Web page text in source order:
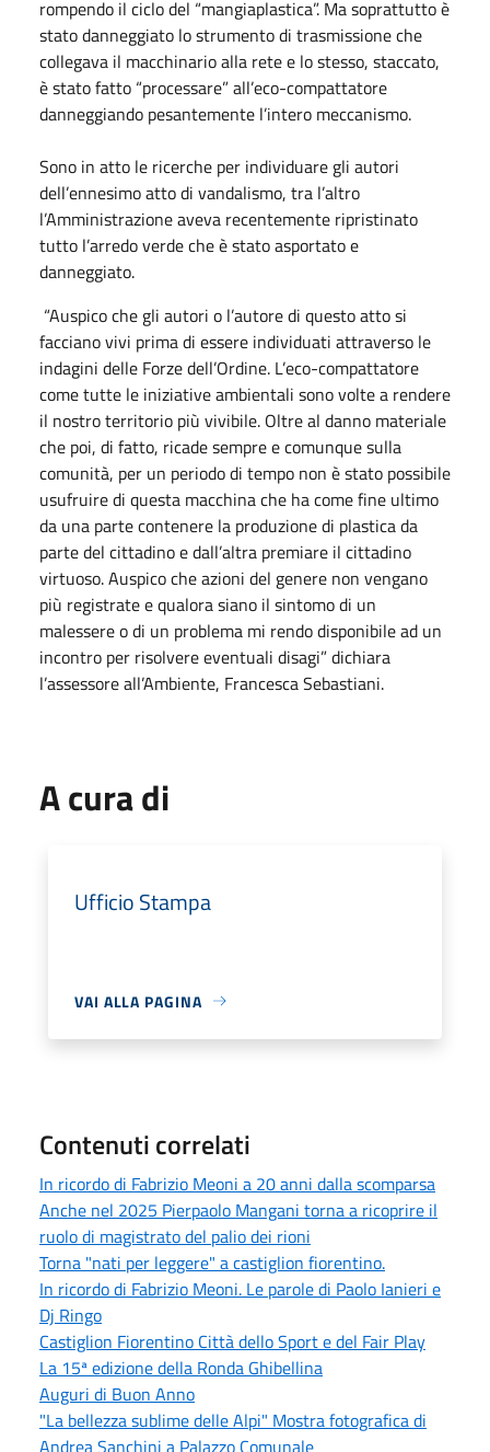
rompendo il ciclo del “mangiaplastica”. Ma soprattutto è
stato danneggiato lo strumento di trasmissione che
collegava il macchinario alla rete e lo stesso, staccato,
è stato fatto “processare” all’eco-compattatore
danneggiando pesantemente l’intero meccanismo.
Sono in atto le ricerche per individuare gli autori
dell’ennesimo atto di vandalismo, tra l’altro
l’Amministrazione aveva recentemente ripristinato
tutto l’arredo verde che è stato asportato e
danneggiato.
“Auspico che gli autori o l’autore di questo atto si
facciano vivi prima di essere individuati attraverso le
indagini delle Forze dell’Ordine. L’eco-compattatore
come tutte le iniziative ambientali sono volte a rendere
il nostro territorio più vivibile. Oltre al danno materiale
che poi, di fatto, ricade sempre e comunque sulla
comunità, per un periodo di tempo non è stato possibile
usufruire di questa macchina che ha come fine ultimo
da una parte contenere la produzione di plastica da
parte del cittadino e dall’altra premiare il cittadino
virtuoso. Auspico che azioni del genere non vengano
più registrate e qualora siano il sintomo di un
malessere o di un problema mi rendo disponibile ad un
incontro per risolvere eventuali disagi” dichiara
l’assessore all’Ambiente, Francesca Sebastiani.
A cura di
Ufficio Stampa
VAI ALLA PAGINA
Contenuti correlati
In ricordo di Fabrizio Meoni a 20 anni dalla scomparsa
Anche nel 2025 Pierpaolo Mangani torna a ricoprire il
ruolo di magistrato del palio dei rioni
Torna "nati per leggere" a castiglion fiorentino.
In ricordo di Fabrizio Meoni. Le parole di Paolo Ianieri e
Dj Ringo
Castiglion Fiorentino Città dello Sport e del Fair Play
La 15ª edizione della Ronda Ghibellina
Auguri di Buon Anno
"La bellezza sublime delle Alpi" Mostra fotografica di
Andrea Sanchini a Palazzo Comunale